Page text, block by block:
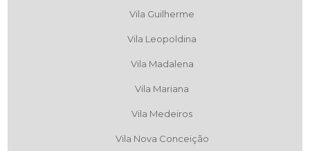
Vila Guilherme
Vila Leopoldina
Vila Madalena
Vila Mariana
Vila Medeiros
Vila Nova Conceição